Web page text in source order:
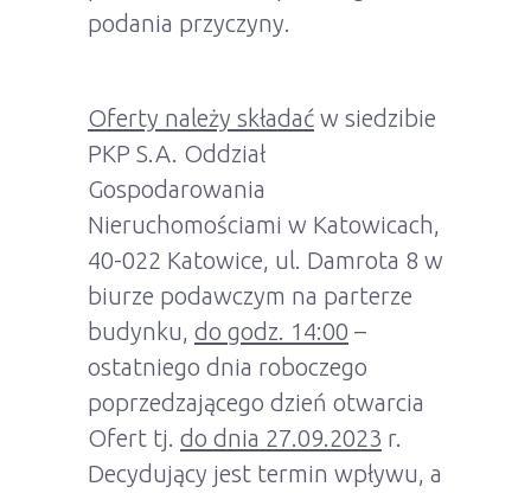
podania przyczyny.
Oferty należy składać w siedzibie
PKP S.A. Oddział
Gospodarowania
Nieruchomościami w Katowicach,
40-022 Katowice, ul. Damrota 8 w
biurze podawczym na parterze
budynku, do godz. 14:00 –
ostatniego dnia roboczego
poprzedzającego dzień otwarcia
Ofert tj. do dnia 27.09.2023 r.
Decydujący jest termin wpływu, a